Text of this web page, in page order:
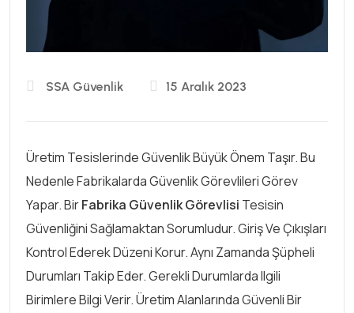
SSA Güvenlik 15 Aralık 2023
Üretim Tesislerinde Güvenlik Büyük Önem Taşır. Bu
Nedenle Fabrikalarda Güvenlik Görevlileri Görev
Yapar. BirFabrika Güvenlik Görevlisi Tesisin
Güvenliğini Sağlamaktan Sorumludur. Giriş Ve Çıkışları
Kontrol Ederek Düzeni Korur. Aynı Zamanda Şüpheli
Durumları Takip Eder. Gerekli Durumlarda Ilgili
Birimlere Bilgi Verir. Üretim Alanlarında Güvenli Bir